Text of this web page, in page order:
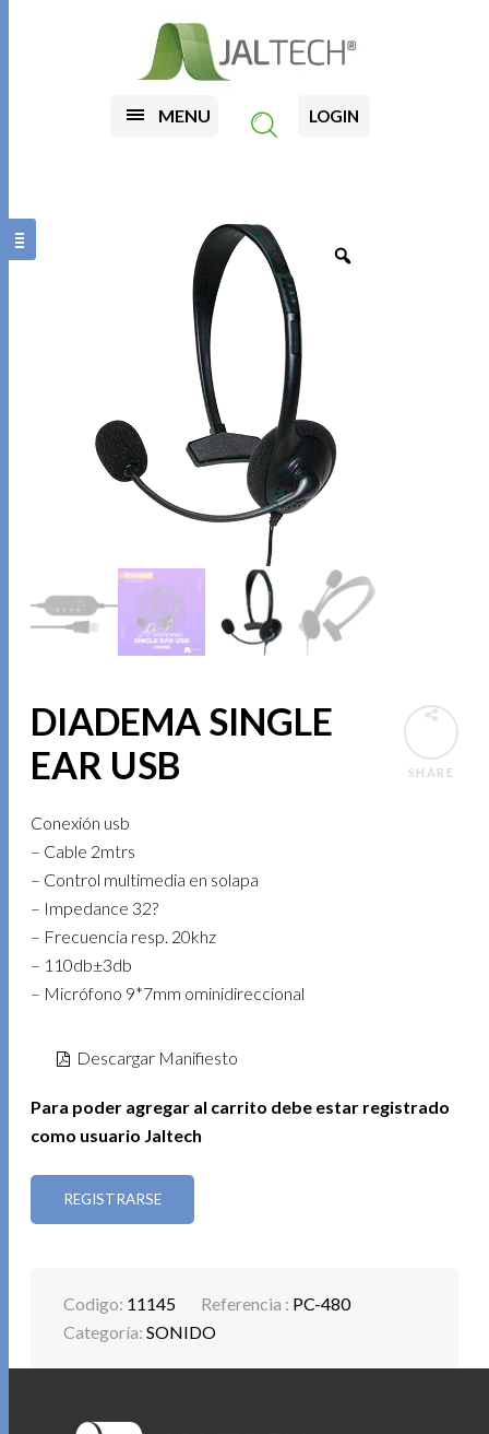
MENU LOGIN
SHARE
DIADEMA SINGLE
EAR USB
Conexión usb
– Cable 2mtrs
– Control multimedia en solapa
– Impedance 32?
– Frecuencia resp. 20khz
– 110db±3db
– Micrófono 9*7mm ominidireccional
Descargar Manifiesto
Para poder agregar al carrito debe estar registrado
como usuario Jaltech
REGISTRARSE
Codigo: 11145 Referencia : PC-480
Categoría:SONIDO